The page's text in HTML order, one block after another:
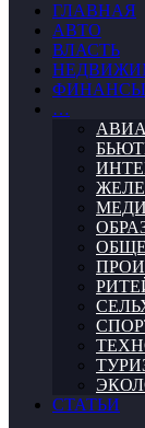
ГЛАВНАЯ
АВТО
ВЛАСТЬ
ФИНАНСЫ
…
СТАТЬИ